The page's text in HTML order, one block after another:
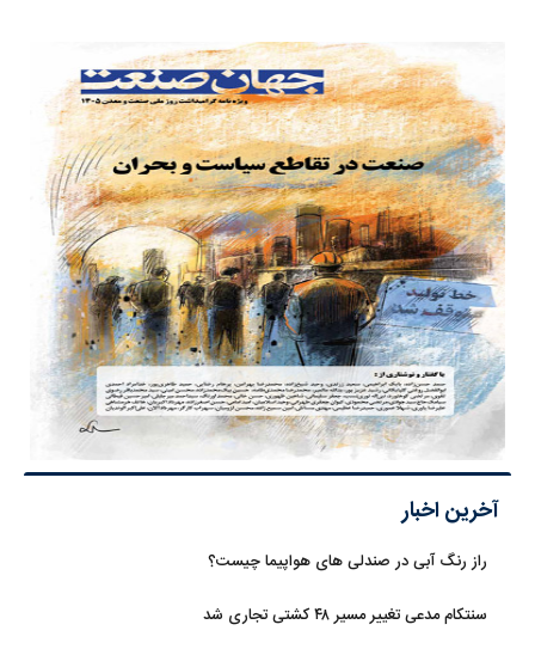
آخرین اخبار
راز رنگ آبی در صندلی های هواپیما چیست؟
سنتکام مدعی تغییر مسیر ۴۸ کشتی تجاری شد